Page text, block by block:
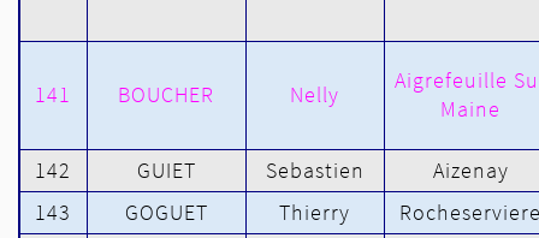
141 BOUCHER Nelly
Aigrefeuille
Maine
142 GUIET Sebastien
Aizenay
143
GOGUET Thierry